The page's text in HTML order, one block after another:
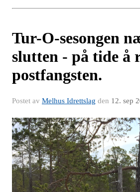
Tur-O-sesongen
slutten - på tide å
postfangsten.
Postet av Melhus Idrettslag den 12. sep